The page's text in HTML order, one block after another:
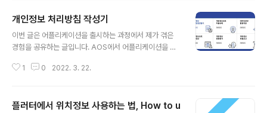
다. 목차는 세 개입니다. 1. 출시 전에 했던 일 2. 출시 중에
했던 일 3. 출시 후에 발생한 일 출시 전에 했던 일 먼저 출
시 전에는 플러터로 어플리케이션 개발을 했습니다. 서버
이스와 메세징 서비스를 사용하였습니다. 광고로 먹고 살
개인정보 처리방침 작성기
이번 글은 어플리케이션을 출시하는 과정에서 제가 겪은
경험을 공유하는 글입니다. AOS에서 어플리케이션을 작
하는 것을 알게 되었습니다. 법에 대해서 아직 잘 모르기도
이션 개발, 마켓 작업하면 하면 되겠지했는데 아니어서 작
1 0 2022. 3. 22.
플러터에서 위치정보 사용하는 법, How to u